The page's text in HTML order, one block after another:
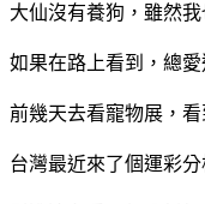
大仙沒有養狗，雖然
如果在路上看到，總
前幾天去看寵物展，
台灣最近來了個運彩